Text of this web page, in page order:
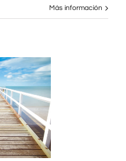
Más información